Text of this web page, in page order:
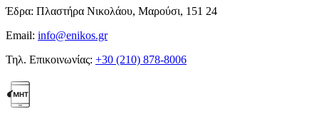
Έδρα: Πλαστήρα Νικολάου, Μαρούσι, 151 24
Email: info@enikos.gr
Τηλ. Επικοινωνίας: +30 (210) 878-8006